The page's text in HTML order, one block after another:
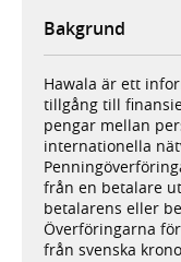
Bakgrund
Hawala är ett
tillgång till
pengar mellan
internationella
från en betalare
betalarens eller
Överföringarna
från svenska